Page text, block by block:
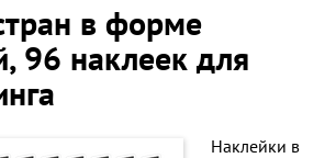
в форме
96 наклеек для
Наклейки в